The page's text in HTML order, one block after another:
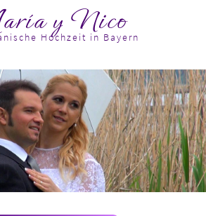
y Nico
Hochzeit in Bayern